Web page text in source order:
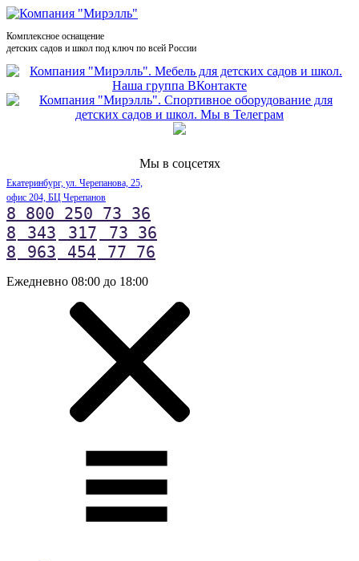
Комплексное оснащение
детских садов и школ под ключ по всей России
Мы в соцсетях
Екатеринбург, ул. Черепанова, 25,
офис 204, БЦ Черепанов
8 800 250 73 36
8
343 317
73 36
8
963 454 77 76
Ежедневно 08:00 до 18:00